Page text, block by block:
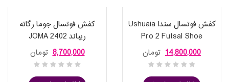
کفش فوتسال جوما رگاته
ریباند 2402 JOMA
REGATE REBOUND 2402
WHITE YELLOW
تومان 8,700,000
کفش فوتسال سندا Ushuaia
Pro 2 Futsal Shoe
14,800,000